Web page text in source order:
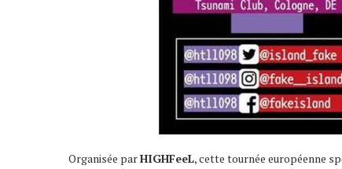
Organisée parHIGHFeeL, cette tournée européenne